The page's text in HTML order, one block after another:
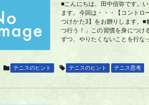
■こんにちは、田中信弥です。
ます。今回は・・・【コントロ
つけかた3】をお贈りします。
つ行う！」この習慣を身につけ
ずつ、やりたくないことを行な
テニスのヒント テニスのヒント テニス思考